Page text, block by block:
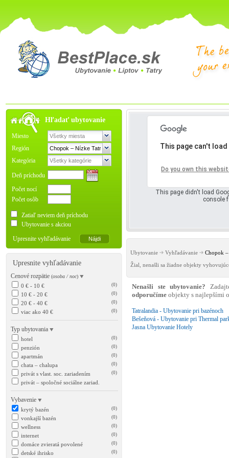
Hľadať ubytovanie
Miesto
Región
Kategória
Deň príchodu
Počet nocí
Počet osôb
Zatiaľ neviem deň príchodu
Ubytovanie s akciou
Upresnite vyhľadávanie
Upresnite vyhľadávanie
Cenové rozpätie (osoba / noc)
0 € - 10 € (0)
10 € - 20 € (0)
20 € - 40 € (0)
viac ako 40 € (0)
Typ ubytovania
hotel (0)
penzión (0)
apartmán (0)
chata – chalupa (0)
privát s vlast. soc. zariadením (0)
privát – spoločné sociálne zariad.
Vybavenie
krytý bazén (0)
vonkajší bazén (0)
wellness (0)
internet (0)
domáce zvieratá povolené (0)
detské ihrisko (0)
Oops!
This page didn't load
console
This page can't
Do you own this
Ubytovanie Vyhľadávanie
Chopok
Žial, nenašli sa žiadne objekty
Nenašli ste ubytovanie?
odporučíme objekty s najlepšími
Tatralandia - Ubytovanie pri bazénoch
Bešeňová - Ubytovanie pri Thermal
Jasna Ubytovanie Hotely